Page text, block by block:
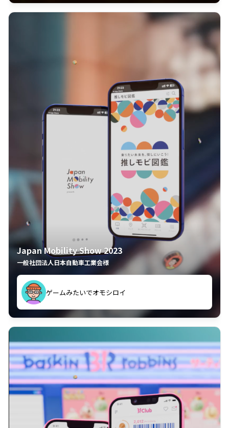
Japan Mobility Show 2023
一般社団法人日本自動車工業会様
ゲームみたいでオモシロイ
久々のモーターショーがアプリでもっと楽しめました